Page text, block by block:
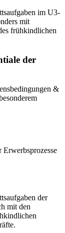
im U3-
mit
frühkindlichen
der
&
der
mit den